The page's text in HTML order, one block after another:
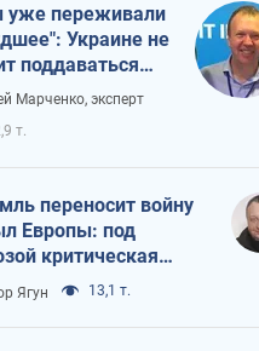
переживали
Украине не
поддаваться
из-за
Марченко, эксперт
т.
переносит войну
Европы: под
критическая
Ягун 13,1 т.